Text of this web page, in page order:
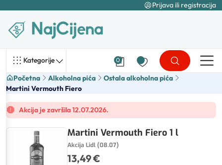
Prijava ili registracija
Kategorije 0
Početna Alkoholna pića
Ostala alkoholna pića
Martini Vermouth Fiero
Akcija je završila 12.07.2026.
Martini Vermouth Fiero 1 l
Akcija Lidl (08.07)
13,49 €